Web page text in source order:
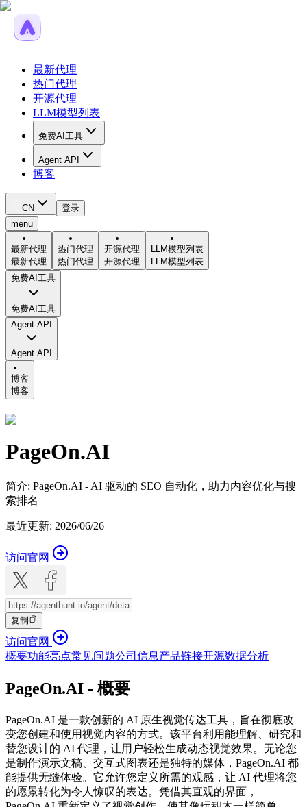
最新代理
热门代理
开源代理
LLM模型列表
免费AI工具
Agent API
博客
CN
登录
menu
最新代理
最新代理
热门代理
热门代理
开源代理
开源代理
LLM模型列表
LLM模型列表
免费AI工具
免费AI工具
Agent API
Agent API
博客
博客
PageOn.AI
简介: PageOn.AI - AI 驱动的 SEO 自动化，助力内容优化与搜
索排名
最近更新: 2026/06/26
访问官网
复制
访问官网
概要功能亮点常见问题公司信息产品链接开源数据分析
PageOn.AI - 概要
PageOn.AI 是一款创新的 AI 原生视觉传达工具，旨在彻底改
变您创建和使用视觉内容的方式。该平台利用能理解、研究和
替您设计的 AI 代理，让用户轻松生成动态视觉效果。无论您
是制作演示文稿、交互式图表还是独特的媒体，PageOn.AI 都
能提供无缝体验。它允许您定义所需的观感，让 AI 代理将您
的愿景转化为令人惊叹的表达。凭借其直观的界面，